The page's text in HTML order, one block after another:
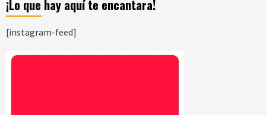
¡Lo que hay aquí te encantara!
[instagram-feed]